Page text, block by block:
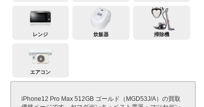
レンジ 炊飯器 掃除機
エアコン
iPhone12 Pro Max 512GB ゴールド（MGD53J/A）の買取